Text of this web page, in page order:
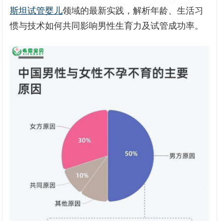
斯坦试管婴儿领域的最新实践，解析年龄、生活习
惯与技术如何共同影响男性生育力及试管成功率。